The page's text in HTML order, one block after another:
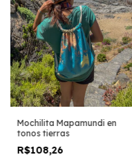
Mochilita Mapamundi en
tonos tierras
R$108,26